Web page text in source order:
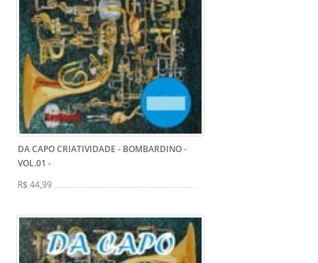
DA CAPO CRIATIVIDADE - BOMBARDINO -
VOL.01 -
R$ 44,99